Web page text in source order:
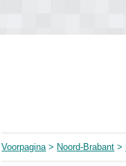
Voorpagina> Noord-Brabant >